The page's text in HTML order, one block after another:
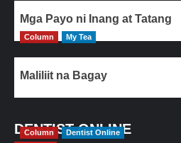
Mga Payo ni Inang at Tatang
Column My Tea
Maliliit na Bagay
DENTIST ONLINE
Column Dentist Online